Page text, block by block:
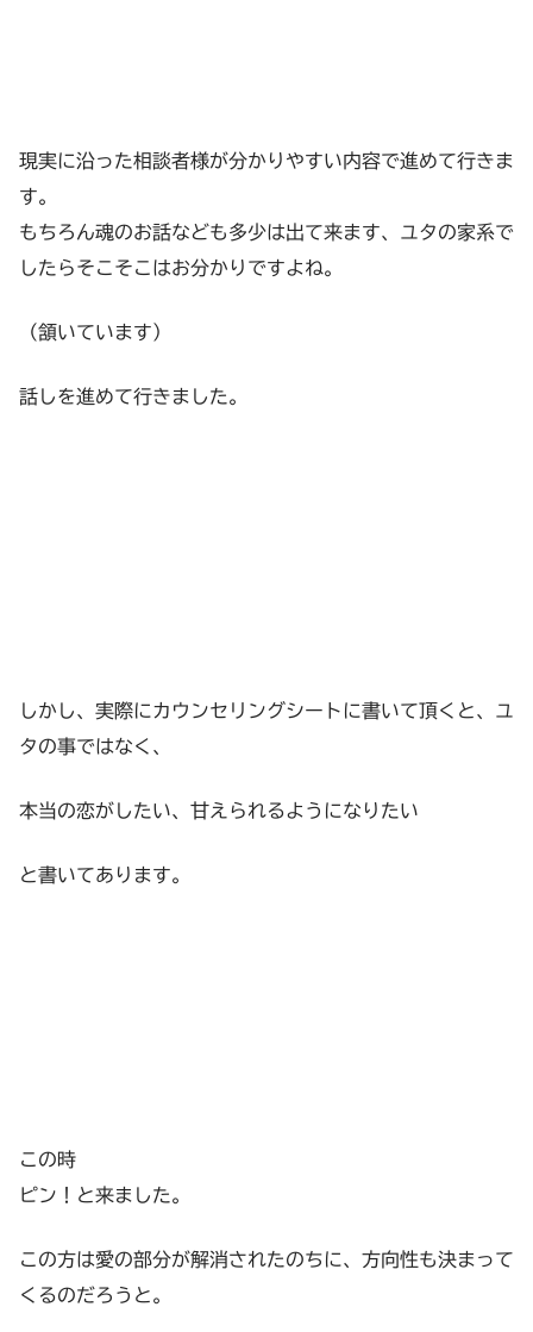
現実に沿った相談者様が分かりやすい内容で進めて行きま
す。
もちろん魂のお話なども多少は出て来ます、ユタの家系で
したらそこそこはお分かりですよね。
（頷いています）
話しを進めて行きました。
しかし、実際にカウンセリングシートに書いて頂くと、ユ
タの事ではなく、
本当の恋がしたい、甘えられるようになりたい
と書いてあります。
この時
ピン！と来ました。
この方は愛の部分が解消されたのちに、方向性も決まって
くるのだろうと。